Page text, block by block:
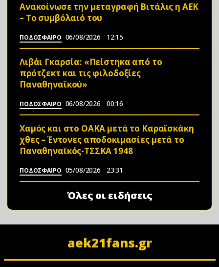
Ανακοίνωσε την μεταγραφή Βιτάλις η ΑΕΚ
– Το συμβόλαιό του
ΠΟΔΟΣΦΑΙΡΟ 06/08/2026 12:15
Λιβάι Γκαρσία: «Πείστηκα από το
πρότζεκτ και τις φιλοδοξίες
Παναθηναϊκού»
ΠΟΔΟΣΦΑΙΡΟ 06/08/2026 00:16
Χαμός και στο ΟΑΚΑ μετά το Καραϊσκάκη
χθες – Έντονες αποδοκιμασίες μετά το
Παναθηναϊκός-ΤΣΣΚΑ 1948
ΠΟΔΟΣΦΑΙΡΟ 05/08/2026 23:31
Όλες οι ειδήσεις
aek21fans.gr